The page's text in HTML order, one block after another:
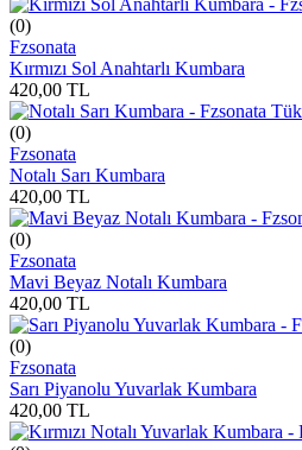
(0)
Fzsonata
Kırmızı Sol Anahtarlı Kumbara
420,00 TL
(0)
Fzsonata
Notalı Sarı Kumbara
420,00 TL
(0)
Fzsonata
Mavi Beyaz Notalı Kumbara
420,00 TL
(0)
Fzsonata
Sarı Piyanolu Yuvarlak Kumbara
420,00 TL